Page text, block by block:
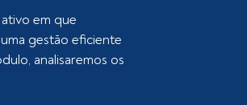
em que
gestão eficiente
analisaremos os